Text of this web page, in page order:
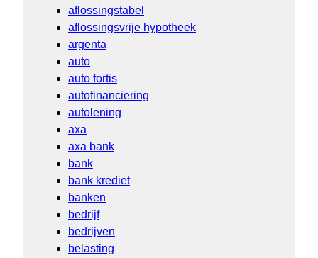
aflossingstabel
aflossingsvrije hypotheek
argenta
auto
auto fortis
autofinanciering
autolening
axa
axa bank
bank
bank krediet
banken
bedrijf
bedrijven
belasting